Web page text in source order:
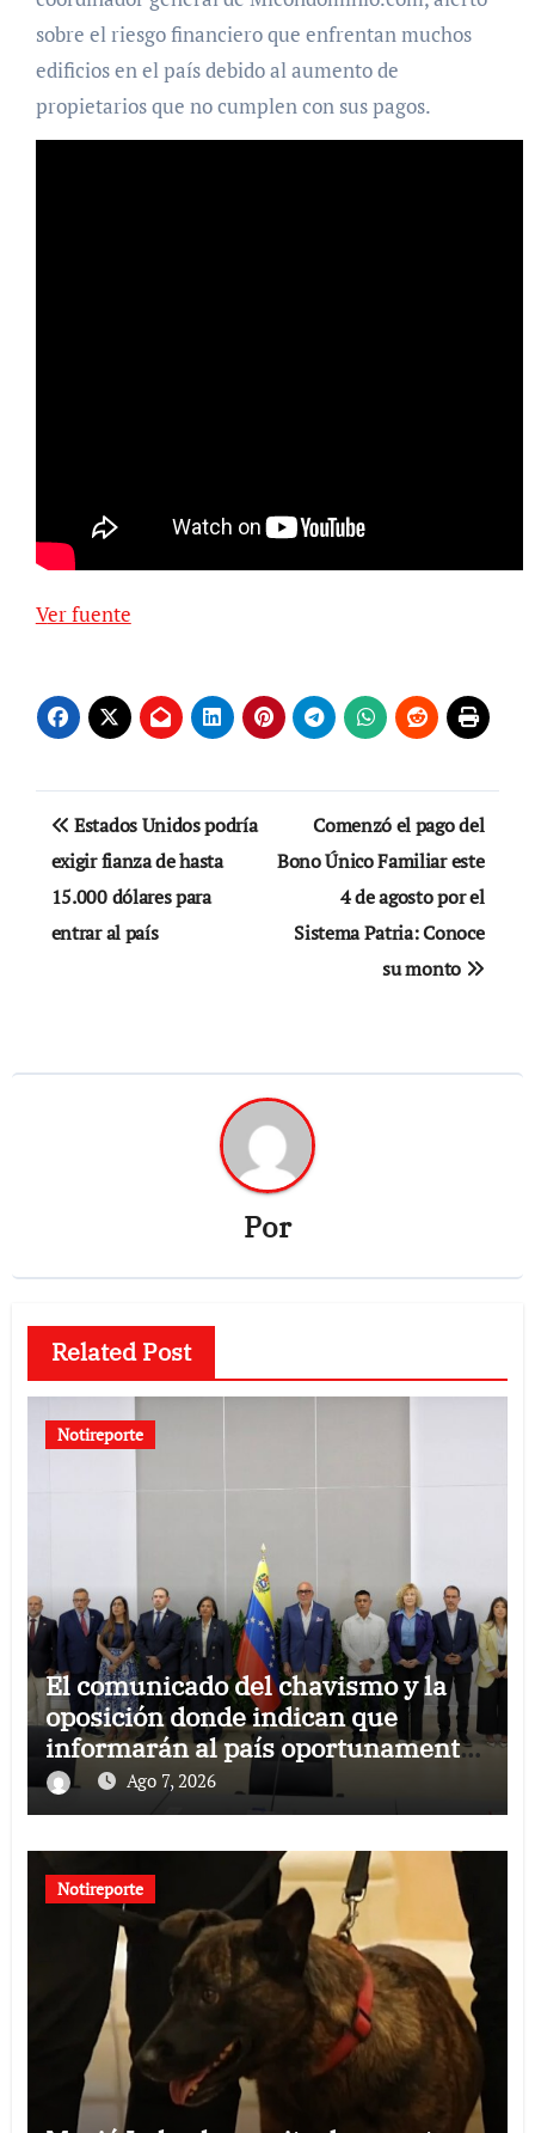
sobre el riesgo financiero que enfrentan muchos
edificios en el país debido al aumento de
propietarios que no cumplen con sus pagos.
Ver fuente
Navegación
de
entradas
Estados Unidos podría
exigir fianza de hasta
15.000 dólares para
entrar al país
Comenzó el pago del
Bono Único Familiar este
4 de agosto por el
Sistema Patria: Conoce
su monto
Por
Related Post
Notireporte
El comunicado del chavismo y la
oposición donde indican que
informarán al país oportunamente
sobre los avances alcanzado
Ago 7, 2026
Notireporte